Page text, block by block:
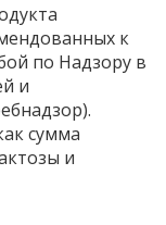
к
по Надзору в
и
сумма
и